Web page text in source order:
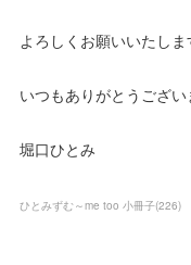
よろしくお願いいたしま
いつもありがとうござい
堀口ひとみ
ひとみずむ～me too 小冊子(226)